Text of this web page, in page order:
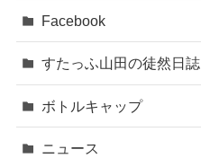
Facebook
すたっふ山田の徒然日誌
ボトルキャップ
ニュース